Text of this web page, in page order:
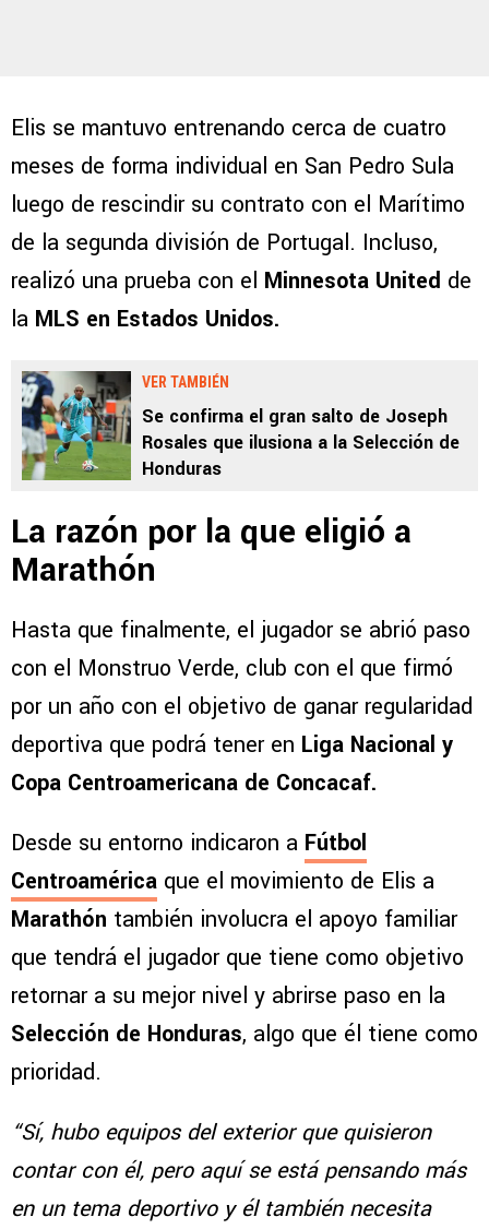
Elis se mantuvo entrenando cerca de cuatro
meses de forma individual en San Pedro Sula
luego de rescindir su contrato con el Marítimo
de la segunda división de Portugal. Incluso,
realizó una prueba con el Minnesota United de
la MLS en Estados Unidos.
VER TAMBIÉN
Se confirma el gran salto de Joseph
Rosales que ilusiona a la Selección de
Honduras
La razón por la que eligió a
Marathón
Hasta que finalmente, el jugador se abrió paso
con el Monstruo Verde, club con el que firmó
por un año con el objetivo de ganar regularidad
deportiva que podrá tener en Liga Nacional y
Copa Centroamericana de Concacaf.
Desde su entorno indicaron a Fútbol
Centroamérica que el movimiento de Elis a
Marathón también involucra el apoyo familiar
que tendrá el jugador que tiene como objetivo
retornar a su mejor nivel y abrirse paso en la
Selección de Honduras, algo que él tiene como
prioridad.
“Sí, hubo equipos del exterior que quisieron
contar con él, pero aquí se está pensando más
en un tema deportivo y él también necesita